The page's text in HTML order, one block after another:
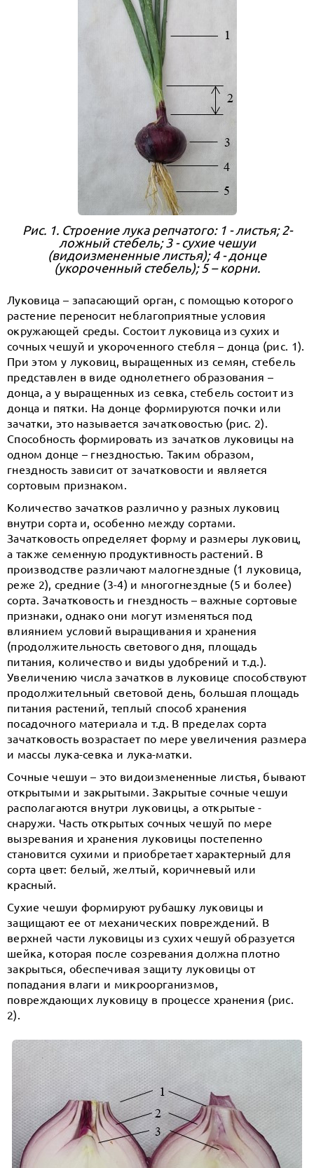
Рис. 1. Строение лука репчатого: 1 - листья; 2-
ложный стебель; 3 - сухие чешуи
(видоизмененные листья); 4 - донце
(укороченный стебель); 5 – корни.
Луковица – запасающий орган, с помощью которого
растение переносит неблагоприятные условия
окружающей среды. Состоит луковица из сухих и
сочных чешуй и укороченного стебля – донца (рис. 1).
При этом у луковиц, выращенных из семян, стебель
представлен в виде однолетнего образования –
донца, а у выращенных из севка, стебель состоит из
донца и пятки. На донце формируются почки или
зачатки, это называется зачатковостью (рис. 2).
Способность формировать из зачатков луковицы на
одном донце – гнездностью. Таким образом,
гнездность зависит от зачатковости и является
сортовым признаком.
Количество зачатков различно у разных луковиц
внутри сорта и, особенно между сортами.
Зачатковость определяет форму и размеры луковиц,
а также семенную продуктивность растений. В
производстве различают малогнездные (1 луковица,
реже 2), средние (3-4) и многогнездные (5 и более)
сорта. Зачатковость и гнездность – важные сортовые
признаки, однако они могут изменяться под
влиянием условий выращивания и хранения
(продолжительность светового дня, площадь
питания, количество и виды удобрений и т.д.).
Увеличению числа зачатков в луковице способствуют
продолжительный световой день, большая площадь
питания растений, теплый способ хранения
посадочного материала и т.д. В пределах сорта
зачатковость возрастает по мере увеличения размера
и массы лука-севка и лука-матки.
Сочные чешуи – это видоизмененные листья, бывают
открытыми и закрытыми. Закрытые сочные чешуи
располагаются внутри луковицы, а открытые -
снаружи. Часть открытых сочных чешуй по мере
вызревания и хранения луковицы постепенно
становится сухими и приобретает характерный для
сорта цвет: белый, желтый, коричневый или
красный.
Сухие чешуи формируют рубашку луковицы и
защищают ее от механических повреждений. В
верхней части луковицы из сухих чешуй образуется
шейка, которая после созревания должна плотно
закрыться, обеспечивая защиту луковицы от
попадания влаги и микроорганизмов,
повреждающих луковицу в процессе хранения (рис.
2).